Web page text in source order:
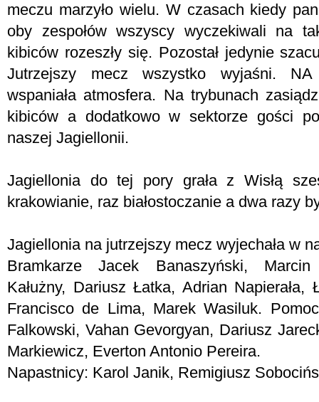
meczu marzyło wielu. W czasach kiedy
oby zespołów wszyscy wyczekiwali na
kibiców rozeszły się. Pozostał jedynie
Jutrzejszy mecz wszystko wyjaśni.
wspaniała atmosfera. Na trybunach
kibiców a dodatkowo w sektorze gości
naszej Jagiellonii.
Jagiellonia do tej pory grała z Wisłą
krakowianie, raz białostoczanie a dwa razy
Jagiellonia na jutrzejszy mecz wyjechała w
Bramkarze Jacek Banaszyński, Marcin
Kałużny, Dariusz Łatka, Adrian
Francisco de Lima, Marek Wasiluk.
Falkowski, Vahan Gevorgyan, Dariusz
Markiewicz, Everton Antonio Pereira.
Napastnicy: Karol Janik, Remigiusz